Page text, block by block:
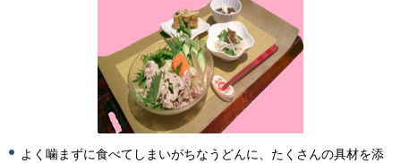
よく噛まずに食べてしまいがちなうどんに、たくさんの具材を添